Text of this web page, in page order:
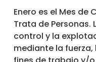
Enero es el Mes de
Trata de Personas.
control y la
mediante la